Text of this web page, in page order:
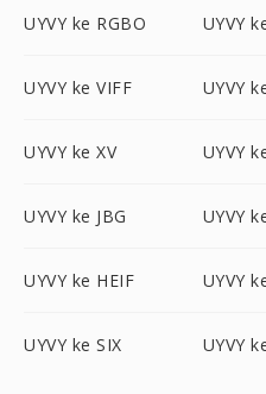
UYVY ke RGBO UYVY
UYVY ke VIFF UYVY
UYVY ke XV UYVY
UYVY ke JBG UYVY
UYVY ke HEIF UYVY
UYVY ke SIX UYVY